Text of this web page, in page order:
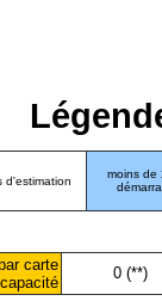
d'estimation
moins de
carte
0 (**)